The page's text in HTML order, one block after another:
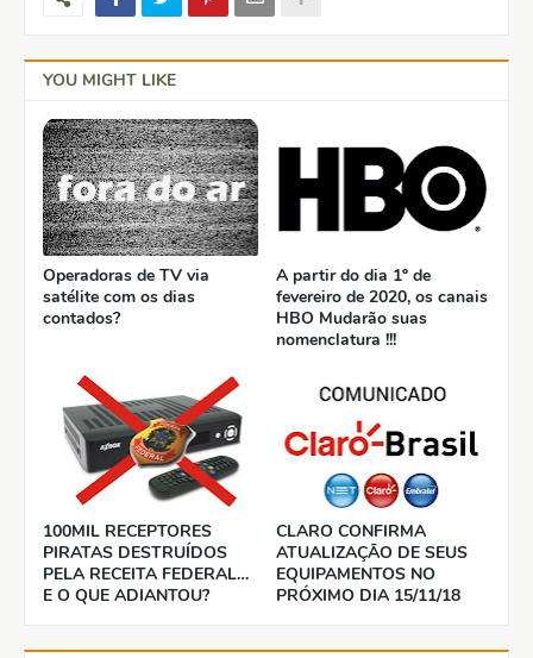
YOU MIGHT LIKE
Operadoras de TV via
satélite com os dias
contados?
A partir do dia 1º de
fevereiro de 2020, os canais
HBO Mudarão suas
nomenclatura !!!
100MIL RECEPTORES
PIRATAS DESTRUÍDOS
PELA RECEITA FEDERAL…
E O QUE ADIANTOU?
CLARO CONFIRMA
ATUALIZAÇÃO DE SEUS
EQUIPAMENTOS NO
PRÓXIMO DIA 15/11/18